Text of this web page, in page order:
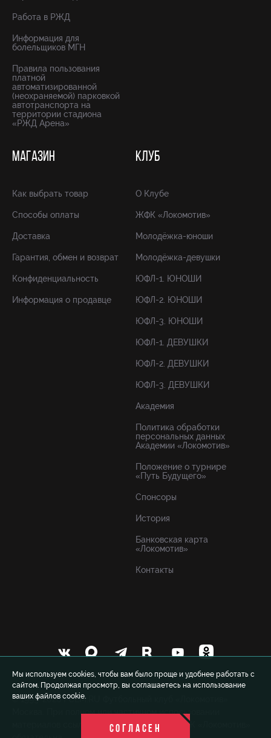
Мы используем cookies, чтобы вам было проще и удобнее работать с
сайтом. Продолжая просмотр, вы соглашаетесь на использование
ваших файлов cookie.
СОГЛАСЕН
Работа в РЖД
Информация для
болельщиков МГН
Правила пользования
платной
автоматизированной
(неохраняемой) парковкой
автотранспорта на
территории стадиона
«РЖД Арена»
МАГАЗИН
Как выбрать товар
Способы оплаты
Доставка
Гарантия, обмен и возврат
Конфиденциальность
Информация о продавце
КЛУБ
О Клубе
ЖФК «Локомотив»
Молодёжка-юноши
Молодёжка-девушки
ЮФЛ-1. ЮНОШИ
ЮФЛ-2. ЮНОШИ
ЮФЛ-3. ЮНОШИ
ЮФЛ-1. ДЕВУШКИ
ЮФЛ-2. ДЕВУШКИ
ЮФЛ-3. ДЕВУШКИ
Академия
Политика обработки
персональных данных
Академии «Локомотив»
Положение о турнире
«Путь Будущего»
Спонсоры
История
Банковская карта
«Локомотив»
Контакты
© 1999-2026 FCLM.RU Футбольный клуб «Локомотив»
Москва. При полном или частичном использовании
материалов ссылка на официальный сайт ФК «Локомотив»